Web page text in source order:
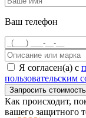
Ваш телефон
Я согласен(а) с
пользовательским
Как происходит,
вашего